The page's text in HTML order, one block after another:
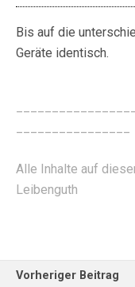
Bis auf die
Geräte identisch.
Alle Inhalte auf
Leibenguth
Vorheriger Beitrag